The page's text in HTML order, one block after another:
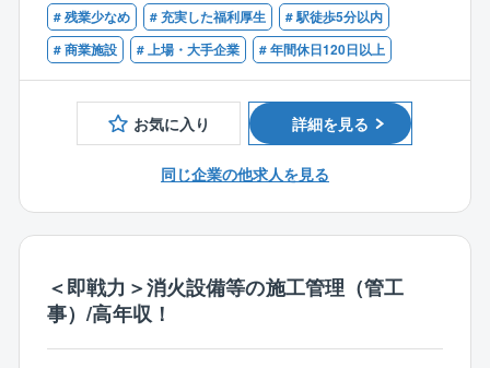
■多様な人財が生き生きと活躍できる職場を実現するこ
とは、企業の成長に不可欠な経営課題となっておりま
す。
先する」を掲げ、さまざまな取り組みを展開。
【出張について】
国内公共施設（上下水道設備）一般産業配電盤納先の
★ビルメンテナンス・施工管理等の経験を活かして、
発注者側の施設管理側へキャリアアップが可能
【業務内容】
コンビニなどの単独の商業や複数のテナントが入った
複合商業施設の建物管理業務全般を行っていただきま
主に、 建物維持管理の為のメンテナンス発注・監理、
テナントからの問い合わせ対応などがメインです。
※一部ではございますが、建築工事の工事管理業務も発
※施工管理やビルメンテナンスなどのご経験をお持ちの
方は、経験を活かしながら、働き方改善・キャリアチ
■歓迎資格
・各種施工管理技士資格
・建築士資格
# 残業少なめ # 充実した福利厚生
# 駅徒歩5分以内
# 商業施設
# 上場・大手企業 # 年間休日120日以上
お気に入り 詳細を見る
同じ企業の他求人を見る
＜即戦力＞消火設備等の施工管理（管工
事）/高年収！